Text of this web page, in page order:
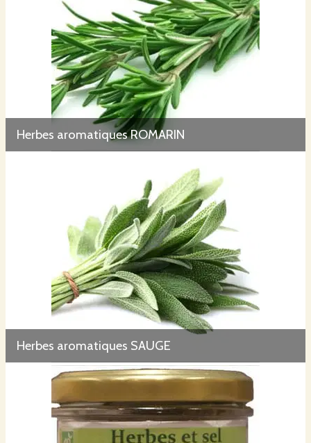
Herbes aromatiques ROMARIN
Herbes aromatiques SAUGE